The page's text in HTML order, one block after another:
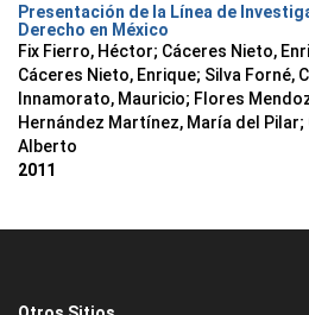
Presentación de la Línea de
Derecho en México
Fix Fierro, Héctor; Cáceres Nieto,
Cáceres Nieto, Enrique; Silva Forné,
Innamorato, Mauricio; Flores
Hernández Martínez, María del Pilar;
Alberto
2011